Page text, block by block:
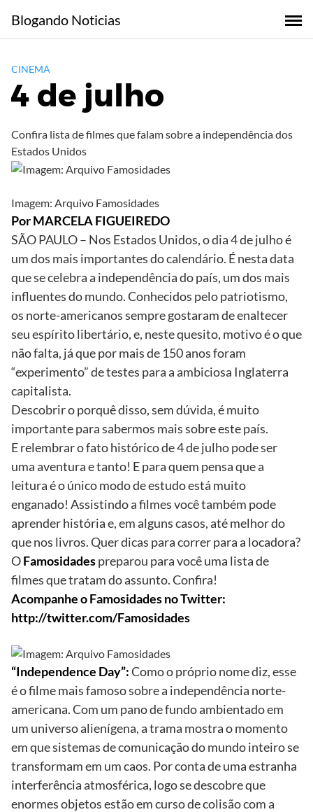
content
Blogando Noticias
CINEMA
4 de julho
Confira lista de filmes que falam sobre a independência dos
Estados Unidos
Imagem: Arquivo Famosidades
Por MARCELA FIGUEIREDO
SÃO PAULO – Nos Estados Unidos, o dia 4 de julho é
um dos mais importantes do calendário. É nesta data
que se celebra a independência do país, um dos mais
influentes do mundo. Conhecidos pelo patriotismo,
os norte-americanos sempre gostaram de enaltecer
seu espírito libertário, e, neste quesito, motivo é o que
não falta, já que por mais de 150 anos foram
“experimento” de testes para a ambiciosa Inglaterra
capitalista.
Descobrir o porquê disso, sem dúvida, é muito
importante para sabermos mais sobre este país.
E relembrar o fato histórico de 4 de julho pode ser
uma aventura e tanto! E para quem pensa que a
leitura é o único modo de estudo está muito
enganado! Assistindo a filmes você também pode
aprender história e, em alguns casos, até melhor do
que nos livros. Quer dicas para correr para a locadora?
OFamosidadespreparou para você uma lista de
filmes que tratam do assunto. Confira!
Acompanhe o Famosidades no Twitter:
http://twitter.com/Famosidades
“Independence Day”:Como o próprio nome diz, esse
é o filme mais famoso sobre a independência norte-
americana. Com um pano de fundo ambientado em
um universo alienígena, a trama mostra o momento
em que sistemas de comunicação do mundo inteiro se
transformam em um caos. Por conta de uma estranha
interferência atmosférica, logo se descobre que
enormes objetos estão em curso de colisão com a